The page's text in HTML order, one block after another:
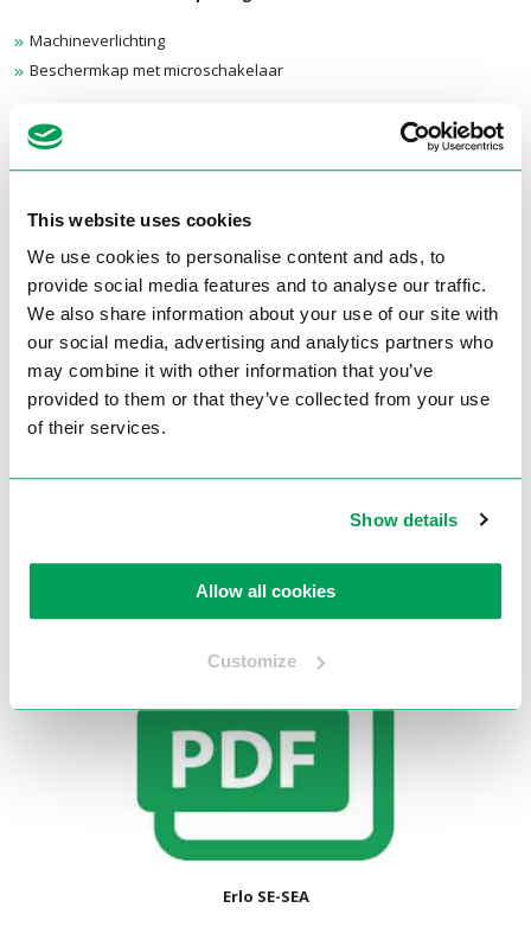
This website uses cookies
We use cookies to personalise content and ads, to
provide social media features and to analyse our traffic.
We also share information about your use of our site with
our social media, advertising and analytics partners who
may combine it with other information that you’ve
provided to them or that they’ve collected from your use
of their services.
Show details
Allow all cookies
Customize
Machineverlichting
Beschermkap met microschakelaar
Tandwiel aangedreven tafelboormachines hebben als voordeel dat
zij een stuk sterker zijn en een beter overbrenging hebben t.o.v. de v-
diepteaanslag.
Terug naar overzicht
Brochures
Erlo SE-SEA